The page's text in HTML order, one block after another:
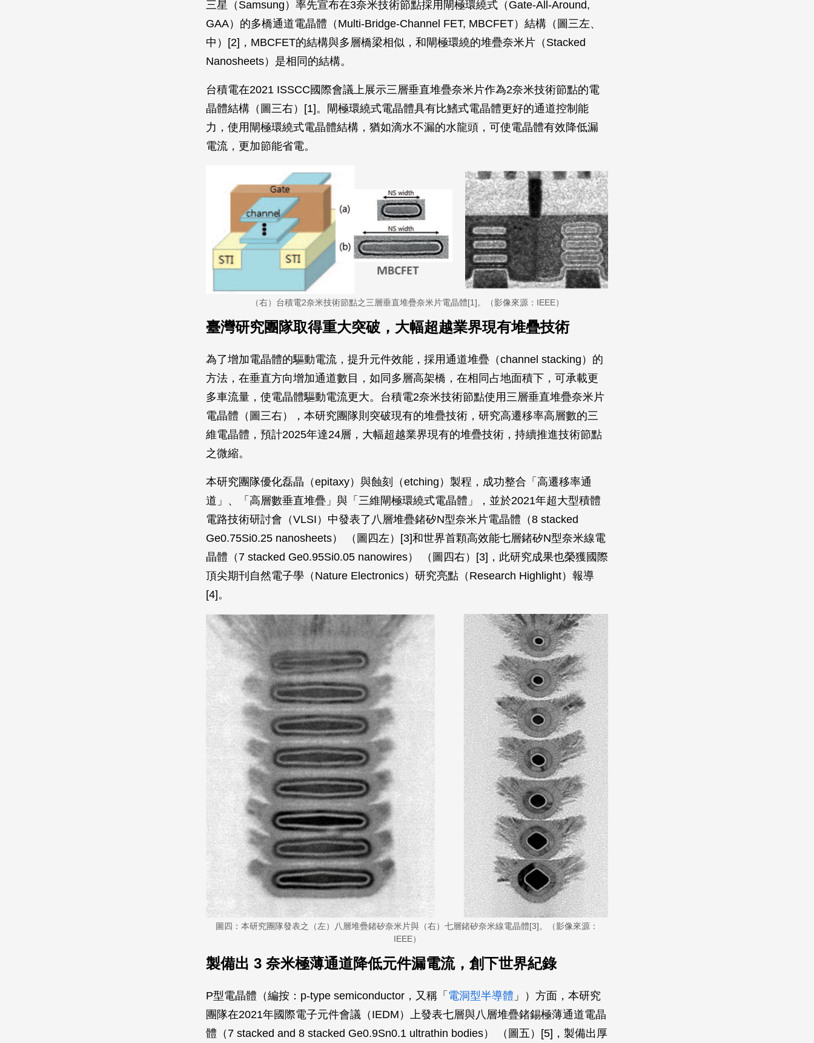
三星（Samsung）率先宣布在3奈米技術節點採用閘極環繞式（Gate-All-Around,
GAA）的多橋通道電晶體（Multi-Bridge-Channel FET, MBCFET）結構（圖三左、
中）[2]，MBCFET的結構與多層橋梁相似，和閘極環繞的堆疊奈米片（Stacked
Nanosheets）是相同的結構。
台積電在2021 ISSCC國際會議上展示三層垂直堆疊奈米片作為2奈米技術節點的電
晶體結構（圖三右）[1]。閘極環繞式電晶體具有比鰭式電晶體更好的通道控制能
力，使用閘極環繞式電晶體結構，猶如滴水不漏的水龍頭，可使電晶體有效降低漏
電流，更加節能省電。
（右）台積電2奈米技術節點之三層垂直堆疊奈米片電晶體[1]。（影像來源：IEEE）
臺灣研究團隊取得重大突破，大幅超越業界現有堆疊技術
為了增加電晶體的驅動電流，提升元件效能，採用通道堆疊（channel stacking）的
方法，在垂直方向增加通道數目，如同多層高架橋，在相同占地面積下，可承載更
多車流量，使電晶體驅動電流更大。台積電2奈米技術節點使用三層垂直堆疊奈米片
電晶體（圖三右），本研究團隊則突破現有的堆疊技術，研究高遷移率高層數的三
維電晶體，預計2025年達24層，大幅超越業界現有的堆疊技術，持續推進技術節點
之微縮。
本研究團隊優化磊晶（epitaxy）與蝕刻（etching）製程，成功整合「高遷移率通
道」、「高層數垂直堆疊」與「三維閘極環繞式電晶體」，並於2021年超大型積體
電路技術研討會（VLSI）中發表了八層堆疊鍺矽N型奈米片電晶體（8 stacked
Ge0.75Si0.25 nanosheets） （圖四左）[3]和世界首顆高效能七層鍺矽N型奈米線電
晶體（7 stacked Ge0.95Si0.05 nanowires） （圖四右）[3]，此研究成果也榮獲國際
頂尖期刊自然電子學（Nature Electronics）研究亮點（Research Highlight）報導
[4]。
圖四：本研究團隊發表之（左）八層堆疊鍺矽奈米片與（右）七層鍺矽奈米線電晶體[3]。（影像來源：
IEEE）
製備出 3 奈米極薄通道降低元件漏電流，創下世界紀錄
P型電晶體（編按：p-type semiconductor，又稱「 電洞型半導體 」）方面，本研究
團隊在2021年國際電子元件會議（IEDM）上發表七層與八層堆疊鍺錫極薄通道電晶
體（7 stacked and 8 stacked Ge0.9Sn0.1 ultrathin bodies） （圖五）[5]，製備出厚